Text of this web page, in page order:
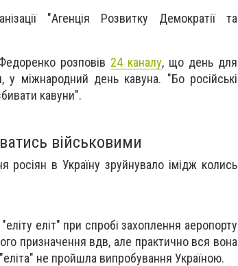
"Агенція Розвитку Демократії та
розповів 24 каналу, що день для
міжнародний день кавуна. "Бо російські
кавуни".
військовими
росіян в Україну зруйнувало імідж колись
еліт" при спробі захоплення аеропорту
призначення вдв, але практично вся вона
не пройшла випробування Україною.